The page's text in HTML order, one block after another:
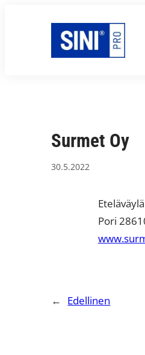
Surmet Oy
30.5.2022
Pori
← Edellinen